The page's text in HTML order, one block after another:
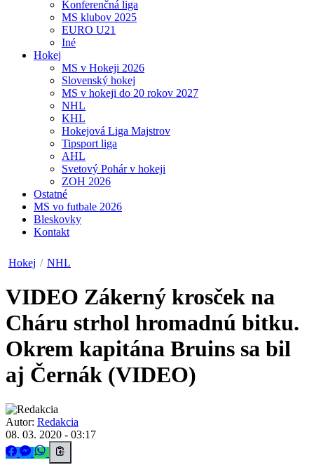
Konferenčná liga
MS klubov 2025
EURO U21
Iné
Hokej
MS v Hokeji 2026
Slovenský hokej
MS v hokeji do 20 rokov 2027
NHL
KHL
Hokejová Liga Majstrov
Tipsport liga
AHL
Svetový Pohár v hokeji
ZOH 2026
Ostatné
MS vo futbale 2026
Bleskovky
Kontakt
Hokej / NHL
VIDEO Zákerný krosček na
Cháru strhol hromadnú bitku.
Okrem kapitána Bruins sa bil
aj Černák (VIDEO)
Autor: Redakcia
08. 03. 2020 - 03:17